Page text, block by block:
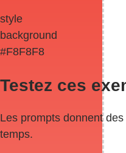
style
background
#F8F8F8
Testez ces
Les prompts donnent
temps.